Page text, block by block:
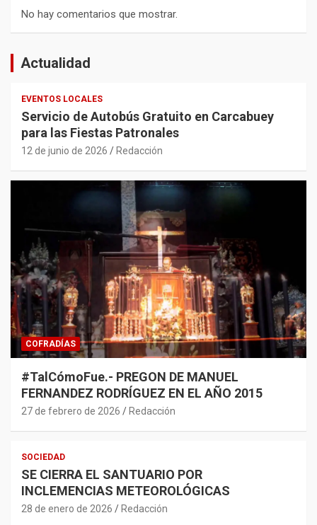
No hay comentarios que mostrar.
Actualidad
EVENTOS LOCALES
Servicio de Autobús Gratuito en Carcabuey
para las Fiestas Patronales
12 de junio de 2026 Redacción
COFRADÍAS
#TalCómoFue.- PREGON DE MANUEL
FERNANDEZ RODRÍGUEZ EN EL AÑO 2015
27 de febrero de 2026 Redacción
SOCIEDAD
SE CIERRA EL SANTUARIO POR
INCLEMENCIAS METEOROLÓGICAS
28 de enero de 2026 Redacción